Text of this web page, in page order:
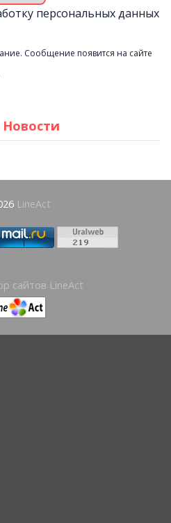
персональных данных
Сообщение появится на сайте
Новости
LineAct
сайтов LineAct